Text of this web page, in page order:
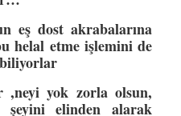
eş dost akrabalarına
helal etme işlemini de
,neyi yok zorla olsun,
elinden alarak